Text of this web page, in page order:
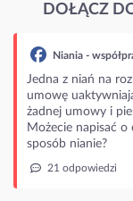
DOŁĄCZ
- współpraca z
na rozmowie
i pierwsze
napisać o co w niej